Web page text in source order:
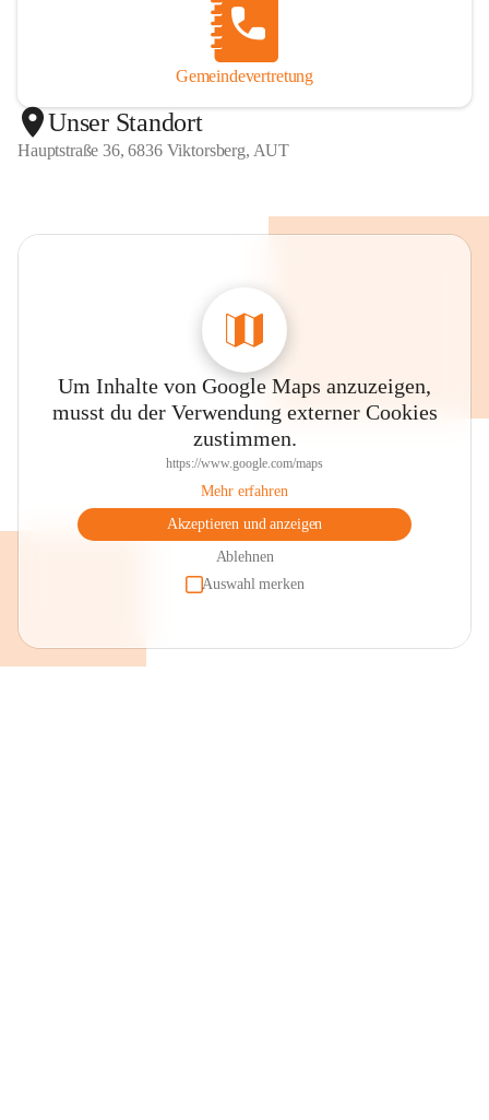
Gemeindevertretung
Unser Standort
Hauptstraße 36, 6836 Viktorsberg, AUT
Um Inhalte von Google Maps anzuzeigen,
musst du der Verwendung externer Cookies
zustimmen.
https://www.google.com/maps
Mehr erfahren
Akzeptieren und anzeigen
Ablehnen
Auswahl merken